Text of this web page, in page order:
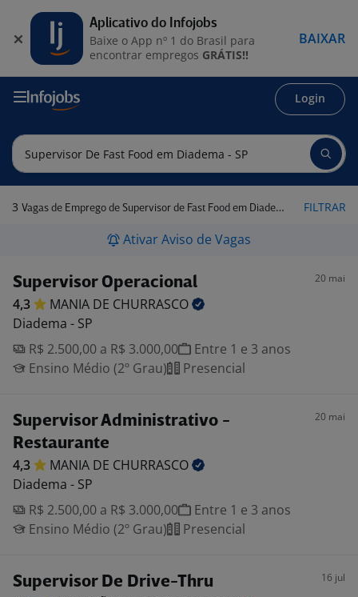
Login
3 Vagas de Emprego de Supervisor de Fast Food em Diadema - SP FILTRAR
Ativar Aviso de Vagas
Supervisor Operacional 20 mai
4,3 MANIA DE CHURRASCO
Diadema - SP
R$ 2.500,00 a R$ 3.000,00
Entre 1 e 3 anos
Ensino Médio (2º Grau)
Presencial
Supervisor Administrativo -
Restaurante
20 mai
4,3 MANIA DE CHURRASCO
Diadema - SP
R$ 2.500,00 a R$ 3.000,00
Entre 1 e 3 anos
Ensino Médio (2º Grau)
Presencial
Supervisor De Drive-Thru 16 jul
Aplicativo do Infojobs
Baixe o App nº 1 do Brasil para
encontrar empregos GRÁTIS!!
BAIXAR